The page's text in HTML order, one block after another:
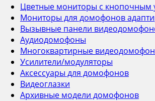
Цветные мониторы с кнопочным
Мониторы для домофонов
Вызывные панели
Аудиодомофоны
Многоквартирные
Усилители/модуляторы
Аксессуары для домофонов
Видеоглазки
Архивные модели домофонов